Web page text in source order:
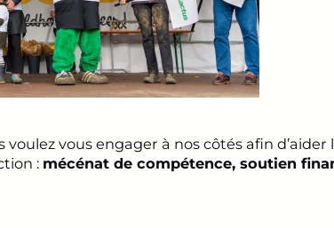
vous engager à nos côtés afin
: mécénat de compétence, soutien